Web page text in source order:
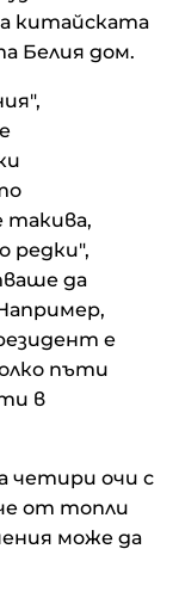
китайската
Белия дом.
такива,
редки",
да
е
пъти
в
четири очи с
от топли
може да